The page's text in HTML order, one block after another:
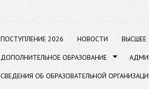
ПОСТУПЛЕНИЕ 2026 НОВОСТИ ВЫСШЕЕ
ДОПОЛНИТЕЛЬНОЕ ОБРАЗОВАНИЕ
СВЕДЕНИЯ ОБ ОБРАЗОВАТЕЛЬНОЙ